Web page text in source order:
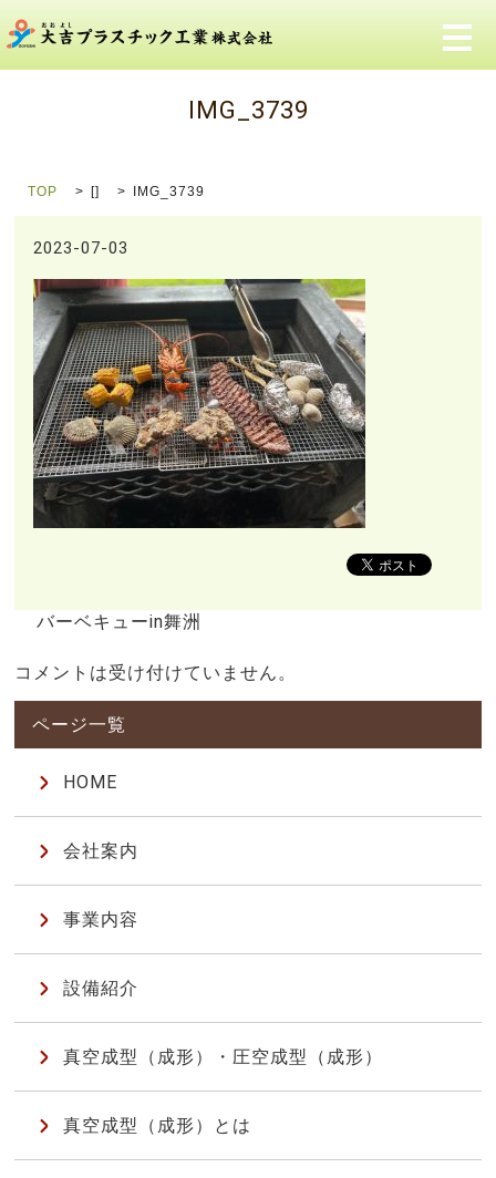
メ
IMG_3739
TOP [] IMG_3739
2023-07-03
バーベキューin舞洲
コメントは受け付けていません。
HOME
会社案内
事業内容
設備紹介
真空成型（成形）・圧空成型（成形）
真空成型（成形）とは